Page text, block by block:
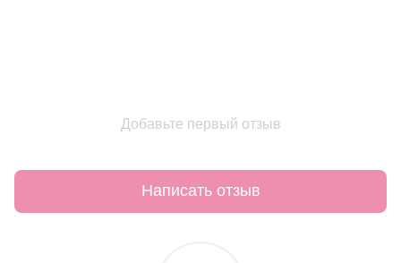
Добавьте первый отзыв
Написать отзыв